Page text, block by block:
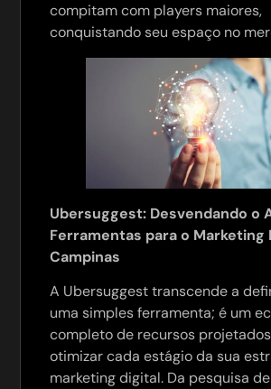
compitam com players maiores,
conquistando seu espaço no
Ubersuggest: Desvendando o
Ferramentas para o Marketing
Campinas
A Ubersuggest transcende a
uma simples ferramenta; é um
completo de recursos
otimizar cada estágio da sua
marketing digital. Da pesquisa